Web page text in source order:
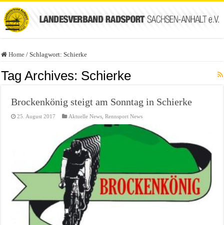
Home / Schlagwort:Schierke
Tag Archives: Schierke
Brockenkönig steigt am Sonntag in Schierke
25. August 2017 Aktuelle News ,Rennsport News